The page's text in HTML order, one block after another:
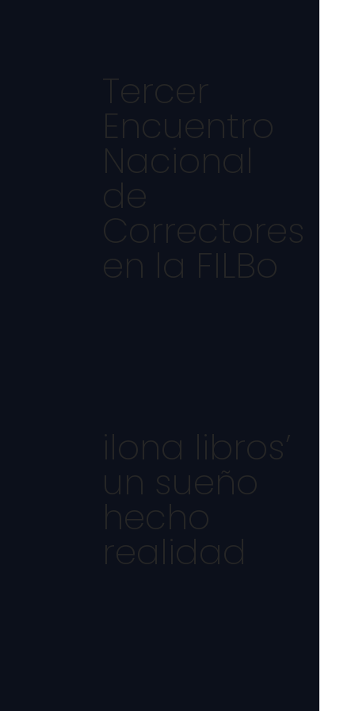
Tercer
Encuentro
Nacional
de
Correctores
en la FILBo
ilona libros’
un sueño
hecho
realidad